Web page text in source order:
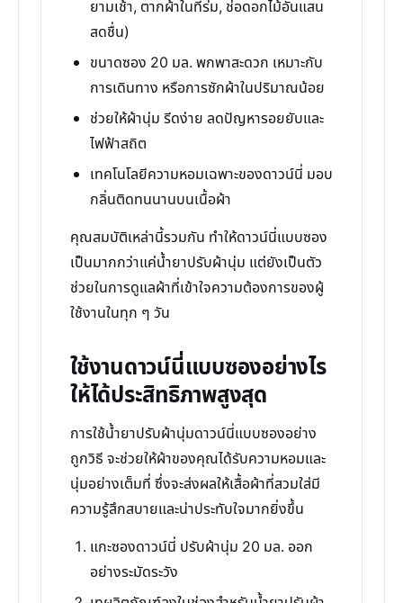
ยามเช้า, ตากผ้าในที่ร่ม, ช่อดอกไม้อันแสน
สดชื่น)
ขนาดซอง 20 มล. พกพาสะดวก เหมาะกับ
การเดินทาง หรือการซักผ้าในปริมาณน้อย
ช่วยให้ผ้านุ่ม รีดง่าย ลดปัญหารอยยับและ
ไฟฟ้าสถิต
เทคโนโลยีความหอมเฉพาะของดาวน์นี่ มอบ
กลิ่นติดทนนานบนเนื้อผ้า
คุณสมบัติเหล่านี้รวมกัน ทำให้ดาวน์นี่แบบซอง
เป็นมากกว่าแค่น้ำยาปรับผ้านุ่ม แต่ยังเป็นตัว
ช่วยในการดูแลผ้าที่เข้าใจความต้องการของผู้
ใช้งานในทุก ๆ วัน
ใช้งานดาวน์นี่แบบซองอย่างไร
ให้ได้ประสิทธิภาพสูงสุด
การใช้น้ำยาปรับผ้านุ่มดาวน์นี่แบบซองอย่าง
ถูกวิธี จะช่วยให้ผ้าของคุณได้รับความหอมและ
นุ่มอย่างเต็มที่ ซึ่งจะส่งผลให้เสื้อผ้าที่สวมใส่มี
ความรู้สึกสบายและน่าประทับใจมากยิ่งขึ้น
แกะซองดาวน์นี่ ปรับผ้านุ่ม 20 มล. ออก
อย่างระมัดระวัง